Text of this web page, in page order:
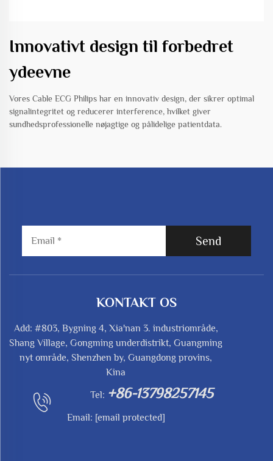
Innovativt design til forbedret
ydeevne
Vores Cable ECG Philips har en innovativ design, der sikrer optimal
signalintegritet og reducerer interference, hvilket giver
sundhedsprofessionelle nøjagtige og pålidelige patientdata.
Send
KONTAKT OS
Add: #803, Bygning 4, Xia'nan 3. industriområde,
Shang Village, Gongming underdistrikt, Guangming
nyt område, Shenzhen by, Guangdong provins,
Kina
Tel: +86-13798257145
Email: [email protected]